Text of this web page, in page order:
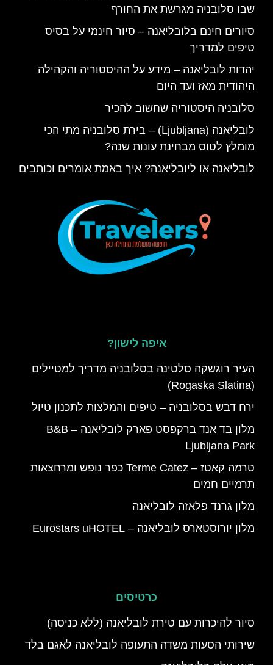
שבו סלובניה מגרשת את החורף
סיורים חינם בלובליאנה – סיור חינמי על בסיס
טיפים למדריך
יהדות לובליאנה – מידע על ההיסטוריה והקהילה
היהודית מאז ועד היום
סלובניה היסטוריה שחשוב להכיר
לובליאנה (Ljubljana) – בירת סלובניה מתי הכי
מומלץ לטוס מבחינת עונות שנה?
לובליאנה או ליובליאנה? איך באמת אומרים וכותבים
איפה לישון?
העיר רוגשקה סלטינה בסלובניה מדריך למטיילים
(Rogaska Slatina)
ירח דבש בסלובניה – טיפים והמלצות לתכנון טיול
מלון בד אנד ברקפסט פארק לובליאנה – B&B
Ljubljana Park
טרמה קאטז – Terme Catez כפר נופש ומרחצאות
תרמיים חמים
מלון גרנד פלאזה לובליאנה
מלון יורוסטארס לובליאנה – Eurostars uHOTEL
כרטיסים
סיור להיכרות עם טירת לובליאנה (ללא כניסה)
שירותי הסעות משדה התעופה לובליאנה לאגם בלד